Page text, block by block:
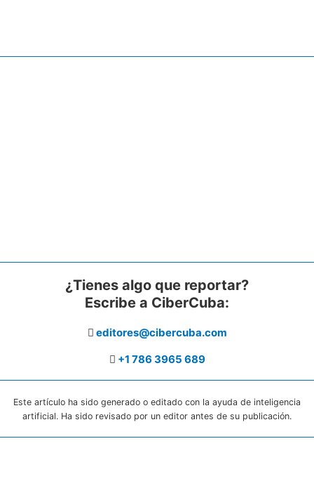
¿Tienes algo que reportar?
Escribe a CiberCuba:
editores@cibercuba.com
+1 786 3965 689
Este artículo ha sido generado o editado con la ayuda de inteligencia
artificial. Ha sido revisado por un editor antes de su publicación.